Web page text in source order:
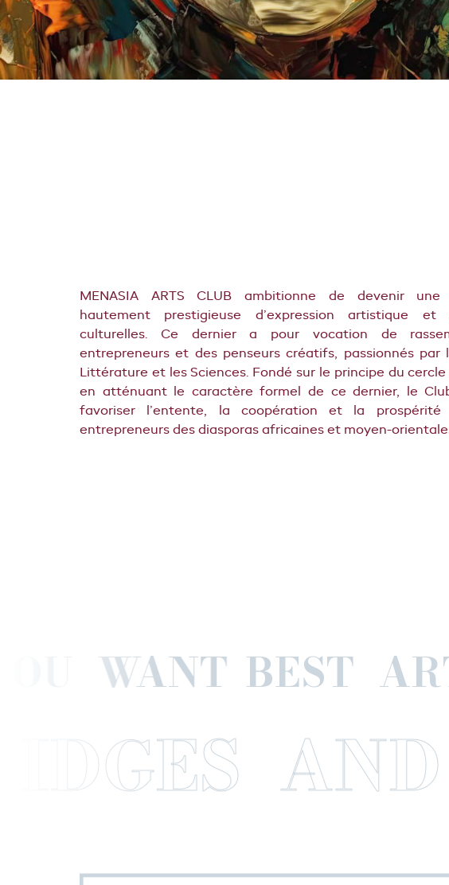
MENASIA ARTS CLUB ambitionne de devenir une
hautement prestigieuse d’expression artistique et
culturelles. Ce dernier a pour vocation de
entrepreneurs et des penseurs créatifs, passionnés par
Littérature et les Sciences. Fondé sur le principe du
en atténuant le caractère formel de ce dernier, le
favoriser l’entente, la coopération et la
entrepreneurs des diasporas africaines et moyen-
YOU WANT
AND